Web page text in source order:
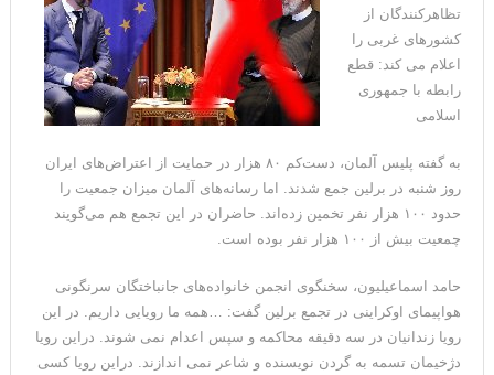
تظاهرکنندگان از
کشورهای غربی را
اعلام می کند: قطع
رابطه با جمهوری
اسلامی
به گفته پلیس آلمان، دست‌کم ۸۰ هزار در حمایت از اعتراض‌های ایران
روز شنبه در برلین جمع شدند. اما رسانه‌های آلمان میزان جمعیت را
حدود ۱۰۰ هزار نفر تخمین زده‌اند. حاضران در این تجمع هم می‌گویند
چمعیت بیش از ۱۰۰ هزار نفر بوده است.
حامد اسماعیلیون، سخنگوی انجمن خانواده‌های جانباختگان سرنگونی
هواپیمای اوکراینی در تجمع برلین گفت: …همه ما رویایی داریم. در این
رویا زندانیان در سه دقیقه محاکمه و سپس اعدام نمی شوند. دراین رویا
دژخیمان تسمه به گردن نویسنده و شاعر نمی اندازند. دراین رویا کسی